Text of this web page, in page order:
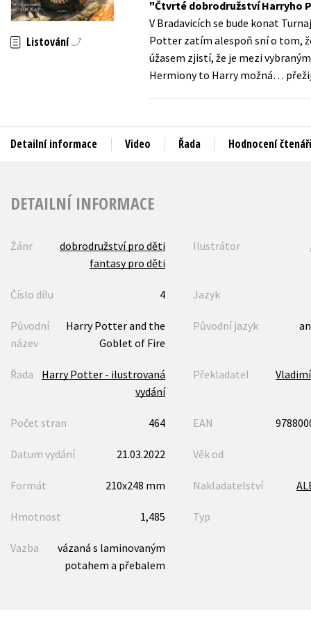
Auto - moto
Jazyky
Kalendáře
Kariéra a osobní rozvoj
Listování
Čtvrté dobrodružství Harryho
V Bradavicích se bude konat
Potter zatím alespoň sní o tom,
úžasem zjistí, že je mezi
Hermiony to Harry možná…
Detailní informace Video Řada Hodnocení
DETAILNÍ INFORMACE
Žánr
dobrodružství pro děti
fantasy pro děti
Ilustrátor
Číslo dílu 4 Jazyk
Původní
název
Harry Potter and the
Goblet of Fire
Původní jazyk
Řada
Harry Potter - ilustrovaná
vydání
Překladatel
Počet stran 464 EAN
Datum vydání 21.03.2022 Věk od
Formát 210x248 mm Nakladatelství
Hmotnost 1,485 Typ
Vazba
vázaná s laminovaným
potahem a přebalem